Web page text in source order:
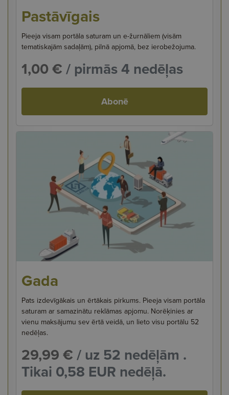
Pastāvīgais
Pieeja visam portāla saturam un e-žurnāliem (visām
tematiskajām sadaļām), pilnā apjomā, bez ierobežojuma.
1,00 € / pirmās 4 nedēļas
Abonē
Gada
Pats izdevīgākais un ērtākais pirkums. Pieeja visam portāla
saturam ar samazinātu reklāmas apjomu. Norēķinies ar
vienu maksājumu sev ērtā veidā, un lieto visu portālu 52
nedēļas.
29,99 € / uz 52 nedēļām .
Tikai 0,58 EUR nedēļā.